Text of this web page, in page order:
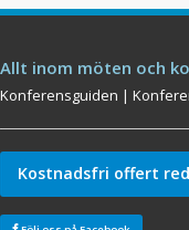
Allt inom möten och
Konferensguiden |
Kostnadsfri offert